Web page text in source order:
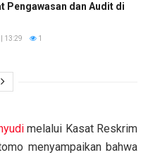
Pengawasan dan Audit di
| 13:29 1
melalui Kasat Reskrim
menyampaikan bahwa